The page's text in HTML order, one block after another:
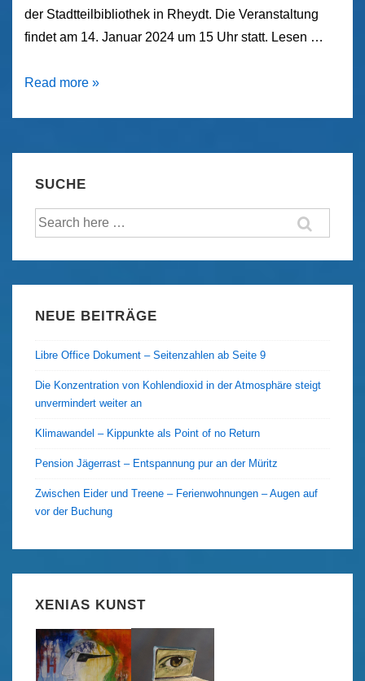
der Stadtteilbibliothek in Rheydt. Die Veranstaltung
findet am 14. Januar 2024 um 15 Uhr statt. Lesen …
Lesung
Stadtteilbibliothek
Read more »
SUCHE
Suche
NEUE BEITRÄGE
Libre Office Dokument – Seitenzahlen ab Seite 9
Die Konzentration von Kohlendioxid in der Atmosphäre steigt
unvermindert weiter an
Klimawandel – Kippunkte als Point of no Return
Pension Jägerrast – Entspannung pur an der Müritz
Zwischen Eider und Treene – Ferienwohnungen – Augen auf
vor der Buchung
XENIAS KUNST